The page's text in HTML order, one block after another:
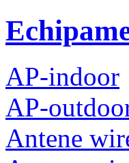
AP-indoor
AP-
Antene